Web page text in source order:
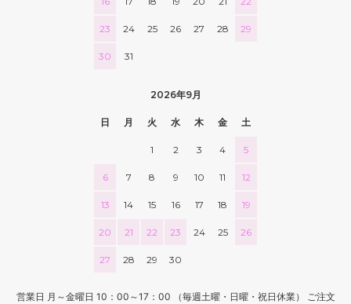
23 24 25 26 27 28 29
30 31
2026年9月
日 月 火 水 木 金 土
1 2 3 4 5
6 7 8 9 10 11 12
13 14 15 16 17 18 19
20 21 22 23 24 25 26
27 28 29 30
営業日 月～金曜日 10：00～17：00 （毎週土曜・日曜・祝日休業） ご注文